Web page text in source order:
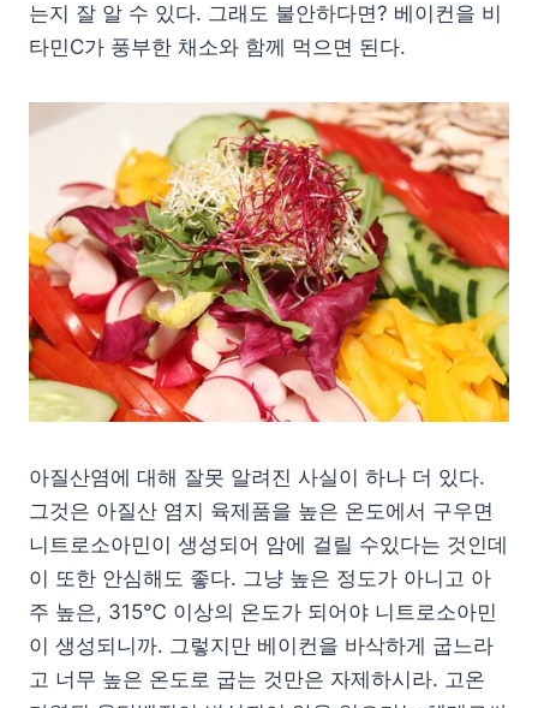
는지 잘 알 수 있다. 그래도 불안하다면? 베이컨을 비
타민C가 풍부한 채소와 함께 먹으면 된다.
아질산염에 대해 잘못 알려진 사실이 하나 더 있다.
그것은 아질산 염지 육제품을 높은 온도에서 구우면
니트로소아민이 생성되어 암에 걸릴 수있다는 것인데
이 또한 안심해도 좋다. 그냥 높은 정도가 아니고 아
주 높은, 315℃ 이상의 온도가 되어야 니트로소아민
이 생성되니까. 그렇지만 베이컨을 바삭하게 굽느라
고 너무 높은 온도로 굽는 것만은 자제하시라. 고온